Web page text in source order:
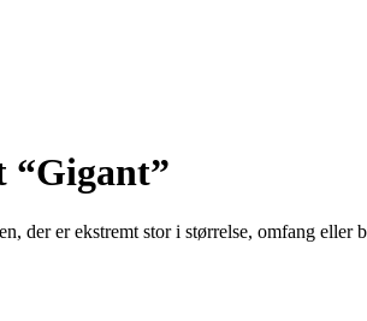
“Gigant”
der er ekstremt stor i størrelse, omfang